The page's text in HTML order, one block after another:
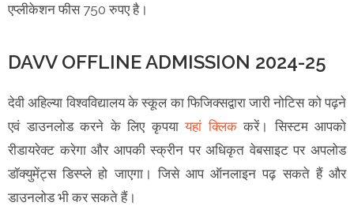
एप्लीकेशन फीस 750 रुपए है।
DAVV OFFLINE ADMISSION 2024-25
देवी अहिल्या विश्वविद्यालय के स्कूल का फिजिक्सद्वारा जारी नोटिस को पढ़ने
एवं डाउनलोड करने के लिए कृपयायहां क्लिककरें। सिस्टम आपको
रीडायरेक्ट करेगा और आपकी स्क्रीन पर अधिकृत वेबसाइट पर अपलोड
डॉक्युमेंट्स डिस्प्ले हो जाएगा। जिसे आप ऑनलाइन पढ़ सकते हैं और
डाउनलोड भी कर सकते हैं।